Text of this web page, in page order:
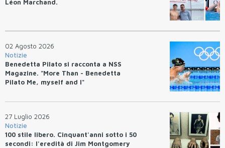
Léon Marchand.
02 Agosto 2026
Notizie
Benedetta Pilato si racconta a NSS
Magazine. "More Than - Benedetta
Pilato Me, myself and I"
27 Luglio 2026
Notizie
100 stile libero. Cinquant'anni sotto i 50
secondi: l'eredità di Jim Montgomery